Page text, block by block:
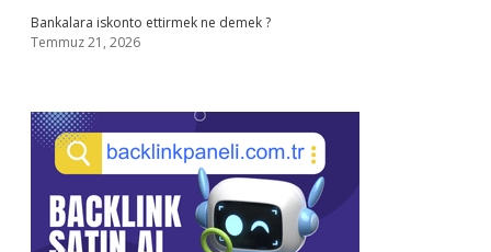
Bankalara iskonto ettirmek ne demek ?
Temmuz 21, 2026